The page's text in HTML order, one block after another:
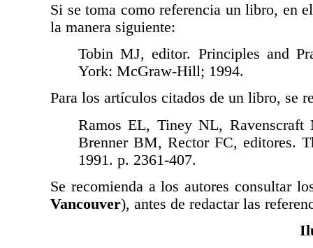
Si se toma como referencia un libro, en
la manera siguiente:
Tobin MJ, editor. Principles and
York: McGraw-Hill; 1994.
Para los artículos citados de un libro, se
Ramos EL, Tiney NL,
Brenner BM, Rector FC, editores.
1991. p. 2361-407.
Se recomienda a los autores consultar
Vancouver), antes de redactar las